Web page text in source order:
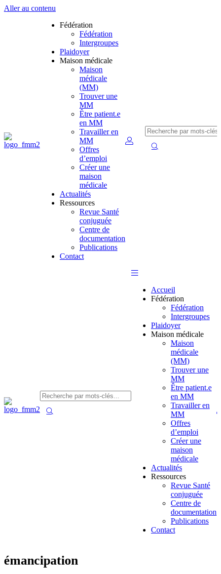
Aller au contenu
Fédération
Fédération
Intergroupes
Plaidoyer
Maison médicale
Maison
médicale
(MM)
Trouver une
MM
Être patient.e
en MM
Travailler en
MM
Offres
d’emploi
Créer une
maison
médicale
Actualités
Ressources
Revue Santé
conjuguée
Centre de
documentation
Publications
Contact
Accueil
Fédération
Fédération
Intergroupes
Plaidoyer
Maison médicale
Maison
médicale
(MM)
Trouver une
MM
Être patient.e
en MM
Travailler en
MM
Offres
d’emploi
Créer une
maison
médicale
Actualités
Ressources
Revue Santé
conjuguée
Centre de
documentation
Publications
Contact
émancipation